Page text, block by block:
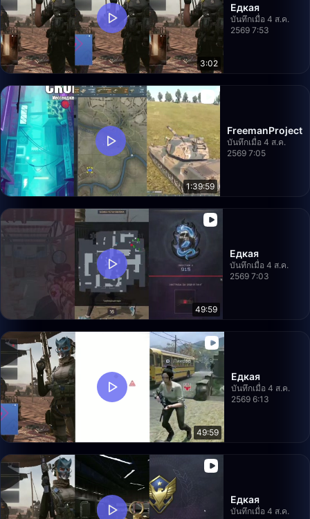
3:02
Едкая
บันทึกเมื่อ 4 ส.ค.
2569 7:53
1:39:59
FreemanProject
บันทึกเมื่อ 4 ส.ค.
2569 7:05
49:59
Едкая
บันทึกเมื่อ 4 ส.ค.
2569 7:03
49:59
Едкая
บันทึกเมื่อ 4 ส.ค.
2569 6:13
Едкая
บันทึกเมื่อ 4 ส.ค.